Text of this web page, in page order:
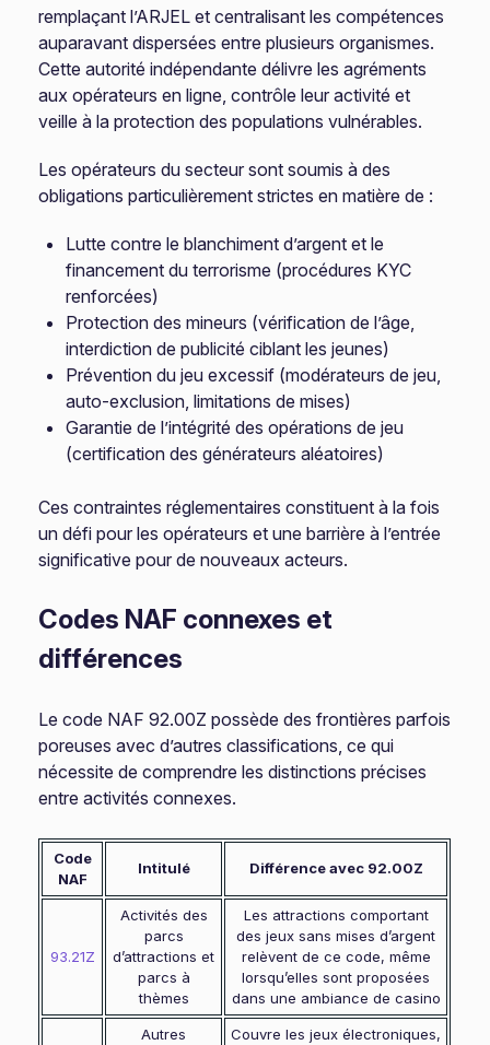
remplaçant l’ARJEL et centralisant les compétences
auparavant dispersées entre plusieurs organismes.
Cette autorité indépendante délivre les agréments
aux opérateurs en ligne, contrôle leur activité et
veille à la protection des populations vulnérables.
Les opérateurs du secteur sont soumis à des
obligations particulièrement strictes en matière de :
Lutte contre le blanchiment d’argent et le
financement du terrorisme (procédures KYC
renforcées)
Protection des mineurs (vérification de l’âge,
interdiction de publicité ciblant les jeunes)
Prévention du jeu excessif (modérateurs de jeu,
auto-exclusion, limitations de mises)
Garantie de l’intégrité des opérations de jeu
(certification des générateurs aléatoires)
Ces contraintes réglementaires constituent à la fois
un défi pour les opérateurs et une barrière à l’entrée
significative pour de nouveaux acteurs.
Codes NAF connexes et
différences
Le code NAF 92.00Z possède des frontières parfois
poreuses avec d’autres classifications, ce qui
nécessite de comprendre les distinctions précises
entre activités connexes.
Code
NAF
Intitulé Différence avec 92.00Z
93.21Z
Activités des
parcs
d’attractions et
parcs à
thèmes
Les attractions comportant
des jeux sans mises d’argent
relèvent de ce code, même
lorsqu’elles sont proposées
dans une ambiance de casino
Autres
Couvre les jeux électroniques,